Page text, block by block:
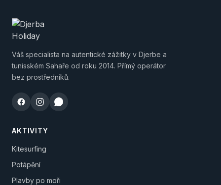
Váš specialista na autentické zážitky v Djerbe a
tunisském Sahaře od roku 2014. Přímý operátor
bez prostředníků.
AKTIVITY
Kitesurfing
Potápění
Plavby po moři